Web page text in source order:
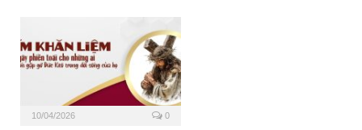
10/04/2026 0